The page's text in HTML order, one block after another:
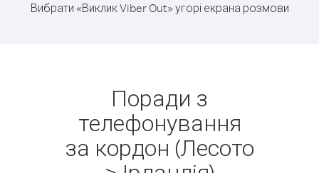
Вибрати «Виклик Viber Out» угорі екрана розмови
Поради з
телефонування
за кордон (Лесото